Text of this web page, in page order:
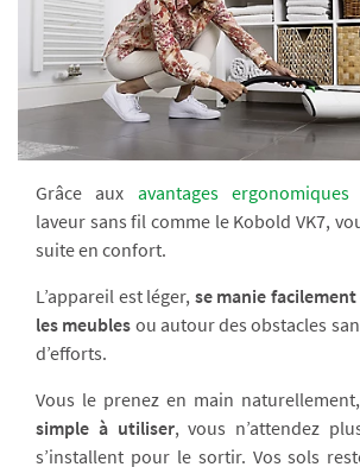
Grâce aux avantages ergonomiques
laveur sans fil comme le Kobold VK7,
suite en confort.
L’appareil est léger, se manie
les meubles ou autour des obstacles
d’efforts.
Vous le prenez en main
simple à utiliser, vous n’attendez
s’installent pour le sortir. Vos sols